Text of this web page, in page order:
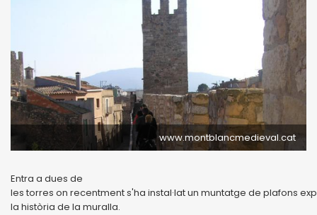
www.montblancmedieval.cat
Entra a dues de
les torres on recentment s'ha instal·lat un muntatge de plafons
la història de la muralla.